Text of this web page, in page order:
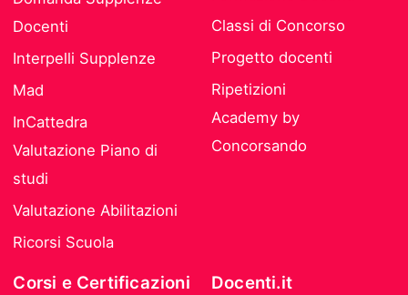
Docenti
Interpelli Supplenze
Mad
InCattedra
Valutazione Piano di
studi
Valutazione Abilitazioni
Ricorsi Scuola
Classi di Concorso
Progetto docenti
Ripetizioni
Academy by
Concorsando
Corsi e Certificazioni Docenti.it